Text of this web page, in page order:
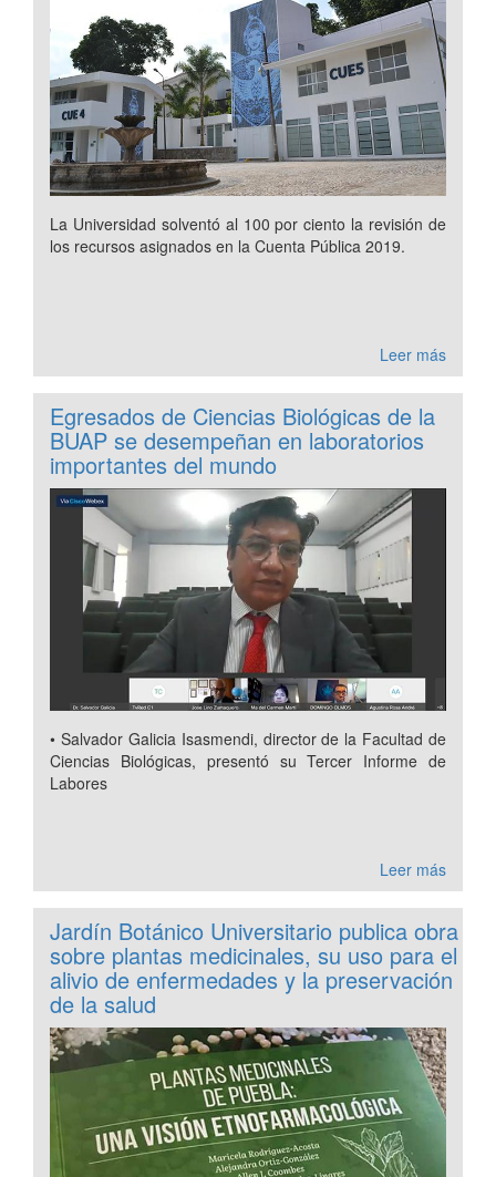
La Universidad solventó al 100 por ciento la revisión de
los recursos asignados en la Cuenta Pública 2019.
Leer más
Egresados de Ciencias Biológicas de la
BUAP se desempeñan en laboratorios
importantes del mundo
• Salvador Galicia Isasmendi, director de la Facultad de
Ciencias Biológicas, presentó su Tercer Informe de
Labores
Leer más
Jardín Botánico Universitario publica obra
sobre plantas medicinales, su uso para el
alivio de enfermedades y la preservación
de la salud